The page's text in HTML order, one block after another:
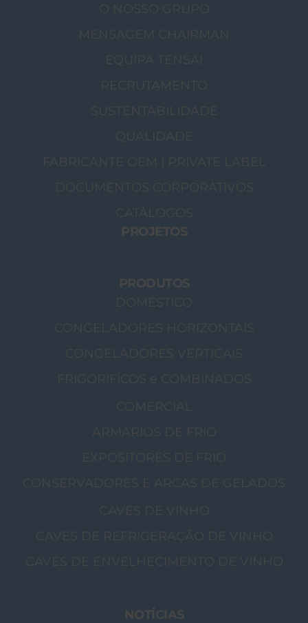
O NOSSO GRUPO
MENSAGEM CHAIRMAN
EQUIPA TENSAI
RECRUTAMENTO
SUSTENTABILIDADE
QUALIDADE
FABRICANTE OEM | PRIVATE LABEL
DOCUMENTOS CORPORATIVOS
CATÁLOGOS
PROJETOS
PRODUTOS
DOMÉSTICO
CONGELADORES HORIZONTAIS
CONGELADORES VERTICAIS
FRIGORIFÍCOS e COMBINADOS
COMERCIAL
ARMÁRIOS DE FRIO
EXPOSITORES DE FRIO
CONSERVADORES E ARCAS DE GELADOS
CAVES DE VINHO
CAVES DE REFRIGERAÇÃO DE VINHO
CAVES DE ENVELHECIMENTO DE VINHO
NOTÍCIAS